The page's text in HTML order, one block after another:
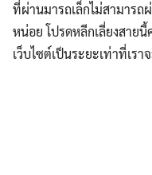
ที่ผ่านมารถเล็กไม่สามารถ
หน่อย โปรดหลีกเลี่ยงสาย
เว็บไซต์เป็นระยะเท่าที่เรา